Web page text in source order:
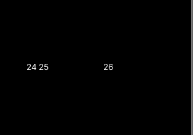
24 25 26